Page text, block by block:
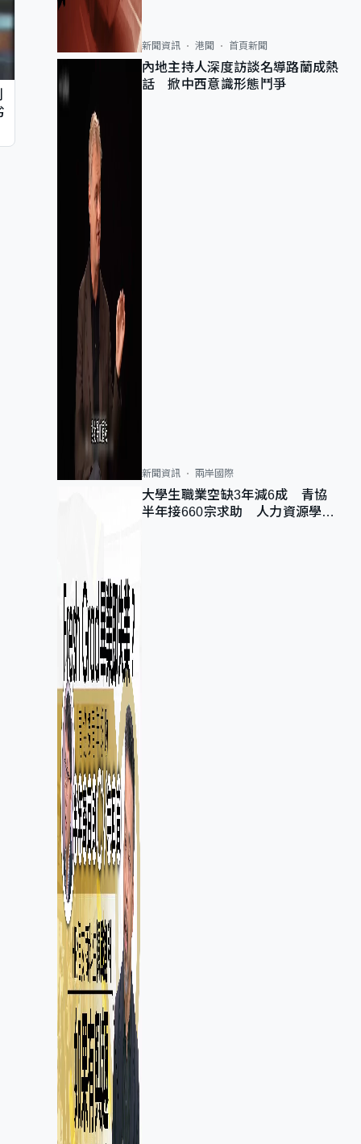
新聞資訊 港聞 首頁新聞
內地主持人深度訪談名導路蘭成熱
話 掀中西意識形態鬥爭
新聞資訊 兩岸國際
大學生職業空缺3年減6成 青協
半年接660宗求助 人力資源學